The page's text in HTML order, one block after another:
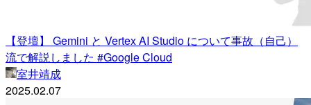
【登壇】 Gemini と Vertex AI Studio について事故（自己）
流で解説しました #Google Cloud
室井靖成
2025.02.07